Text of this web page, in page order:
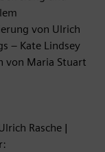
von Ulrich
– Kate Lindsey
von Maria Stuart
Rasche |